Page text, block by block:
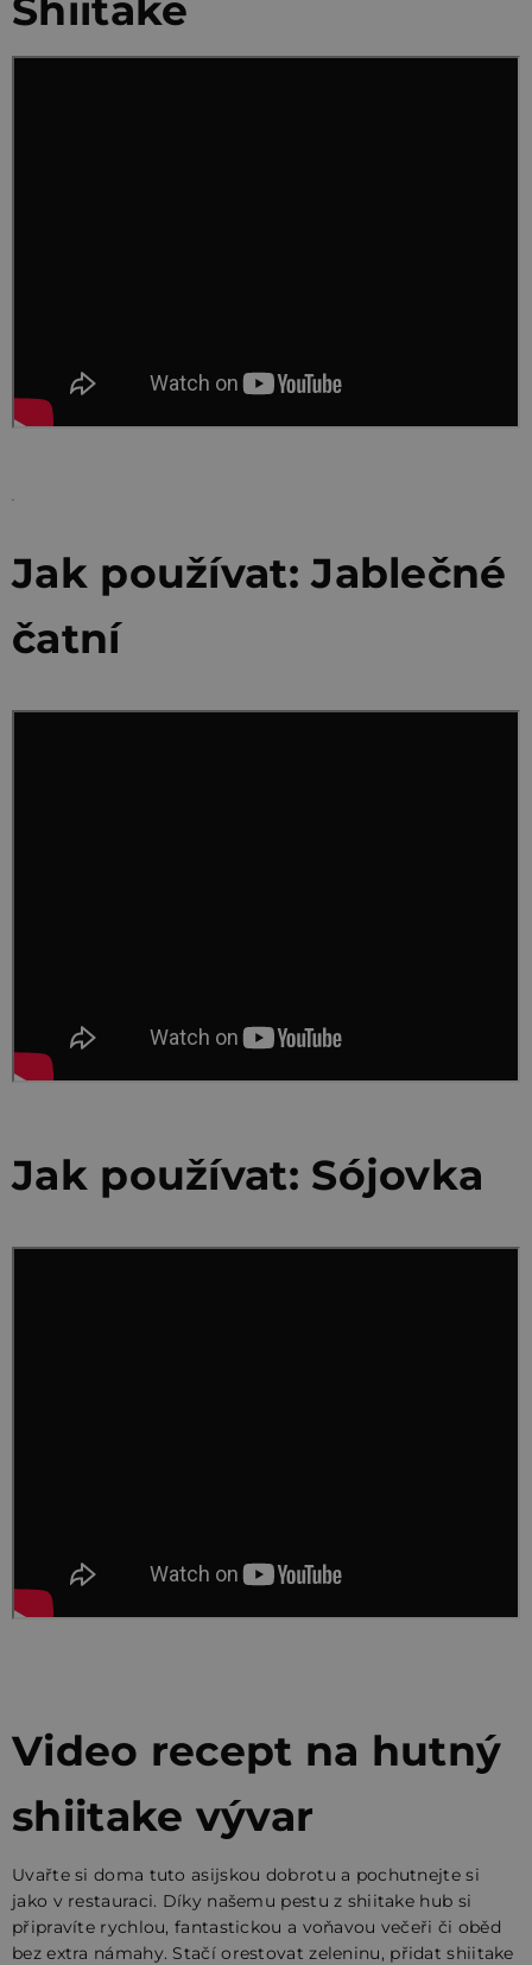
Jak používat: Jablečné
čatní
Jak používat: Sójovka
Video recept na hutný
shiitake vývar
Uvařte si doma tuto asijskou dobrotu a pochutnejte si
jako v restauraci. Díky našemu pestu z shiitake hub si
připravíte rychlou, fantastickou a voňavou večeři či oběd
bez extra námahy. Stačí orestovat zeleninu, přidat shiitake